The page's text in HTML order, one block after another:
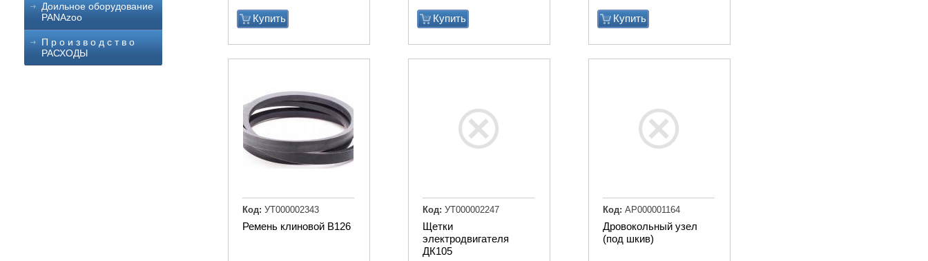
Доильное оборудование
PANAzoo
П р о и з в о д с т в о
РАСХОДЫ
Купить Купить Купить
Ремень клиновой B126
Код: УТ000002343
Щетки
электродвигателя
ДК105
Код: УТ000002247
Дровокольный узел
(под шкив)
Код: АР000001164